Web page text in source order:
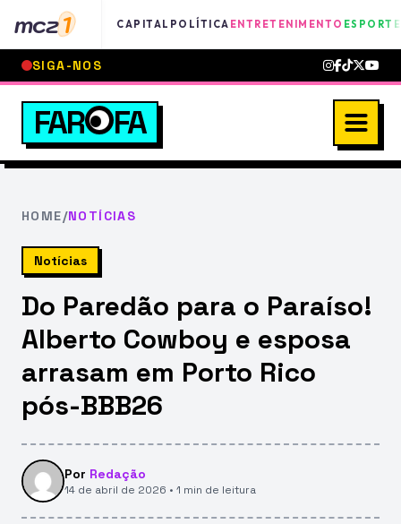
mcz1 CAPITAL POLÍTICA ENTRETENIMENTO
SIGA-NOS
FAR FA
HOME/NOTÍCIAS
Notícias
Do Paredão para o Paraíso!
Alberto Cowboy e esposa
arrasam em Porto Rico
pós-BBB26
Por Redação
14 de abril de 2026 • 1 min de leitura